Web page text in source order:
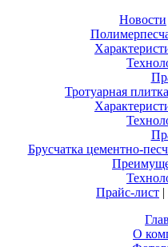
Новости
Тротуарная
Брусчатка цементно-
Прайс-лист |
О